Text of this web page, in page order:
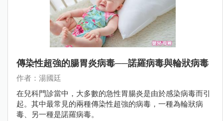
傳染性超強的腸胃炎病毒──諾羅病毒與輪狀病毒
作者：湯國廷
在兒科門診當中，大多數的急性胃腸炎是由於感染病毒而引
起。其中最常見的兩種傳染性超強的病毒，一種為輪狀病
毒、另一種是諾羅病毒。